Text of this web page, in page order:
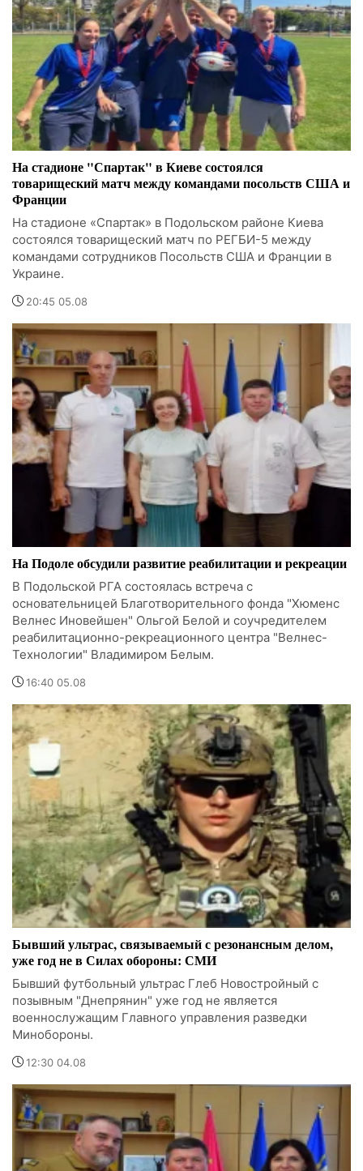
На стадионе "Спартак" в Киеве состоялся
товарищеский матч между командами посольств США и
Франции
На стадионе «Спартак» в Подольском районе Киева
состоялся товарищеский матч по РЕГБИ-5 между
командами сотрудников Посольств США и Франции в
Украине.
20:45 05.08
На Подоле обсудили развитие реабилитации и рекреации
В Подольской РГА состоялась встреча с
основательницей Благотворительного фонда "Хюменс
Велнес Иновейшен" Ольгой Белой и соучредителем
реабилитационно-рекреационного центра "Велнес-
Технологии" Владимиром Белым.
16:40 05.08
Бывший ультрас, связываемый с резонансным делом,
уже год не в Силах обороны: СМИ
Бывший футбольный ультрас Глеб Новостройный с
позывным "Днепрянин" уже год не является
военнослужащим Главного управления разведки
Минобороны.
12:30 04.08